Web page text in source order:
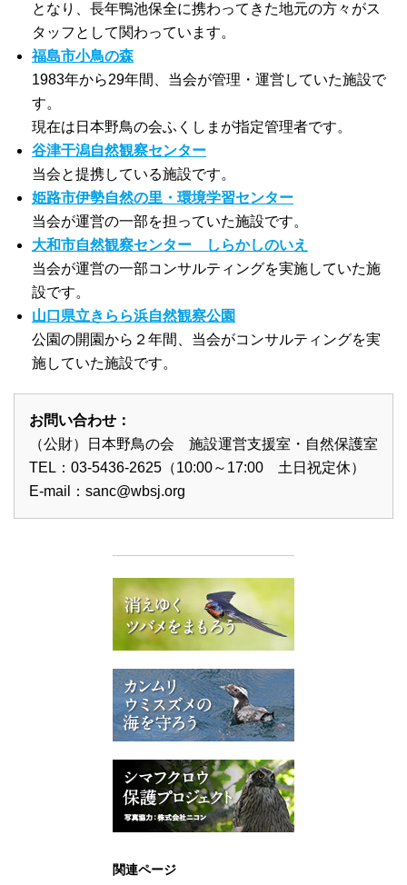
となり、長年鴨池保全に携わってきた地元の方々がス
タッフとして関わっています。
福島市小鳥の森
1983年から29年間、当会が管理・運営していた施設で
す。
現在は日本野鳥の会ふくしまが指定管理者です。
谷津干潟自然観察センター
当会と提携している施設です。
姫路市伊勢自然の里・環境学習センター
当会が運営の一部を担っていた施設です。
大和市自然観察センター しらかしのいえ
当会が運営の一部コンサルティングを実施していた施
設です。
山口県立きらら浜自然観察公園
公園の開園から２年間、当会がコンサルティングを実
施していた施設です。
お問い合わせ：
（公財）日本野鳥の会 施設運営支援室・自然保護室
TEL：03-5436-2625（10:00～17:00 土日祝定休）
E-mail： sanc@wbsj.org
関連ページ